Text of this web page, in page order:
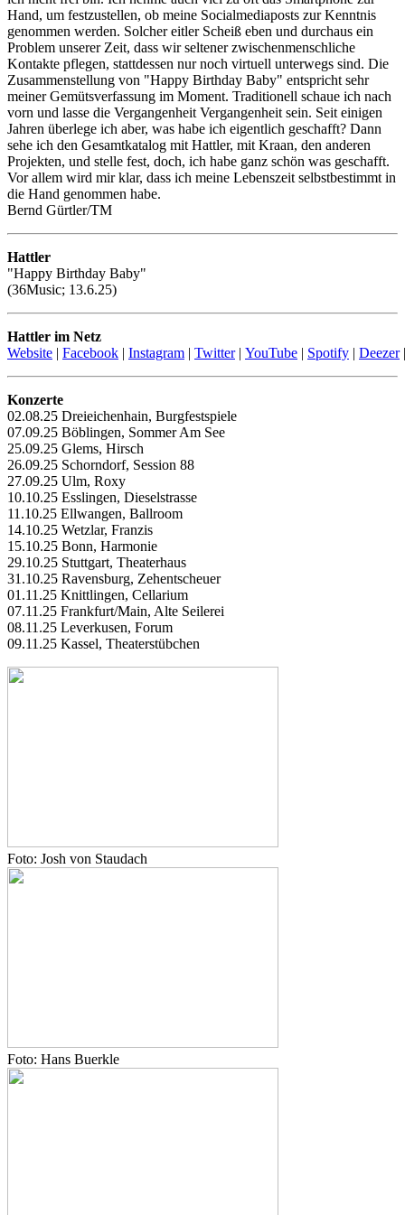
Hand, um festzustellen, ob meine Socialmediaposts zur Kenntnis
genommen werden. Solcher eitler Scheiß eben und durchaus ein
Problem unserer Zeit, dass wir seltener zwischenmenschliche
Kontakte pflegen, stattdessen nur noch virtuell unterwegs sind. Die
Zusammenstellung von "Happy Birthday Baby" entspricht sehr
meiner Gemütsverfassung im Moment. Traditionell schaue ich nach
vorn und lasse die Vergangenheit Vergangenheit sein. Seit einigen
Jahren überlege ich aber, was habe ich eigentlich geschafft? Dann
sehe ich den Gesamtkatalog mit Hattler, mit Kraan, den anderen
Projekten, und stelle fest, doch, ich habe ganz schön was geschafft.
Vor allem wird mir klar, dass ich meine Lebenszeit selbstbestimmt in
die Hand genommen habe.
Bernd Gürtler/TM
Hattler
"Happy Birthday Baby"
(36Music; 13.6.25)
Hattler im Netz
Website | Facebook | Instagram | Twitter| YouTube | Spotify | Deezer
Konzerte
02.08.25 Dreieichenhain, Burgfestspiele
07.09.25 Böblingen, Sommer Am See
25.09.25 Glems, Hirsch
26.09.25 Schorndorf, Session 88
27.09.25 Ulm, Roxy
10.10.25 Esslingen, Dieselstrasse
11.10.25 Ellwangen, Ballroom
14.10.25 Wetzlar, Franzis
15.10.25 Bonn, Harmonie
29.10.25 Stuttgart, Theaterhaus
31.10.25 Ravensburg, Zehentscheuer
01.11.25 Knittlingen, Cellarium
07.11.25 Frankfurt/Main, Alte Seilerei
08.11.25 Leverkusen, Forum
09.11.25 Kassel, Theaterstübchen
Foto: Josh von Staudach
Foto: Hans Buerkle